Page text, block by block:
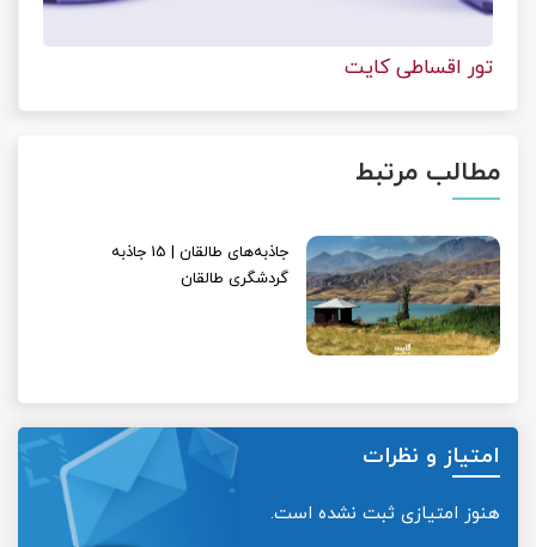
تور اقساطی کایت
مطالب مرتبط
جاذبه‌های طالقان | 15 جاذبه
گردشگری طالقان
امتیاز و نظرات
هنوز امتیازی ثبت نشده است.